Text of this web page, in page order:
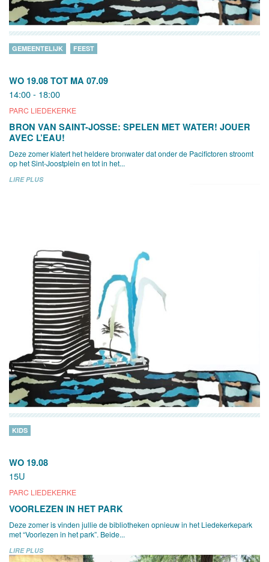
WO 19.08 TOT MA 07.09
14:00 - 18:00
PARC LIEDEKERKE
GEMEENTELIJK FEEST
BRON VAN SAINT-JOSSE: SPELEN MET WATER! JOUER
AVEC L’EAU!
Deze zomer klatert het heldere bronwater dat onder de Pacifictoren stroomt
op het Sint-Joostplein en tot in het...
LIRE PLUS
WO 19.08
15U
PARC LIEDEKERKE
KIDS
VOORLEZEN IN HET PARK
Deze zomer is vinden jullie de bibliotheken opnieuw in het Liedekerkepark
met “Voorlezen in het park”. Beide...
LIRE PLUS